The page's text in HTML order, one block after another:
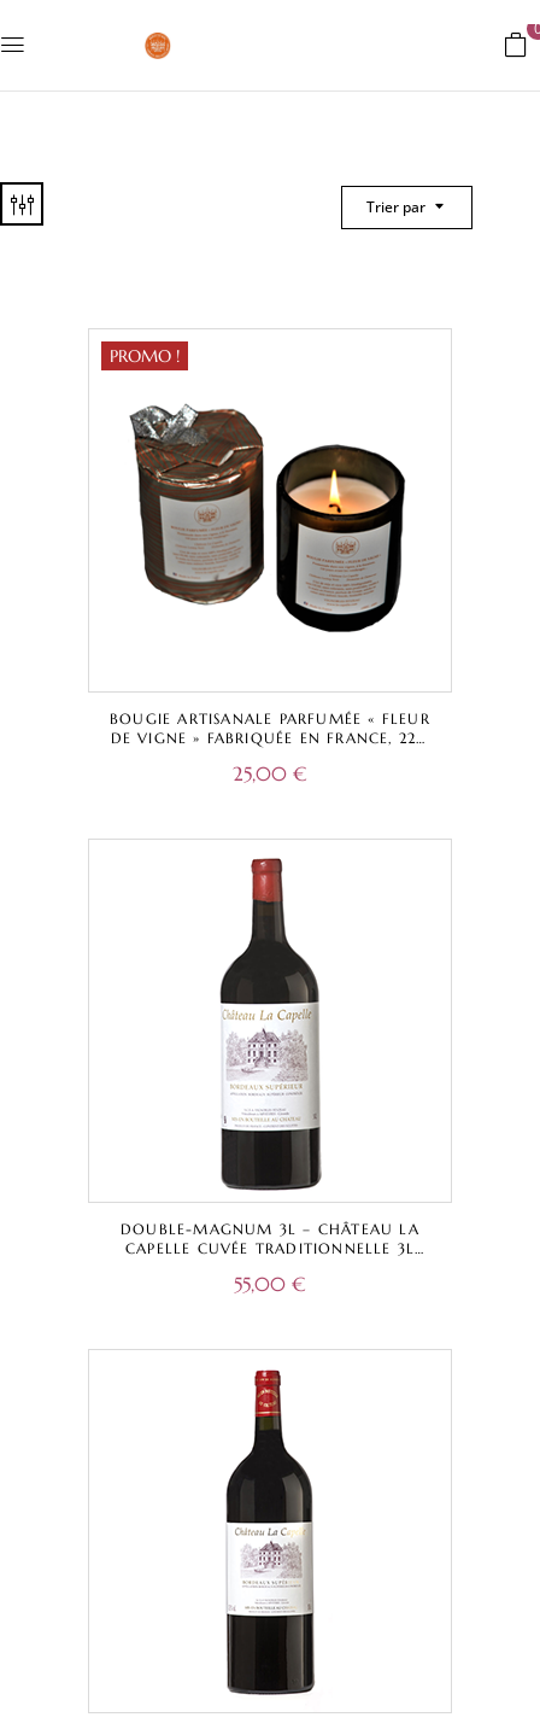
Trier par
PROMO !
BOUGIE ARTISANALE PARFUMÉE « FLEUR
DE VIGNE » FABRIQUÉE EN FRANCE, 220
25,00 €
DOUBLE-MAGNUM 3L – CHÂTEAU LA
CAPELLE CUVÉE TRADITIONNELLE 3L
55,00 €